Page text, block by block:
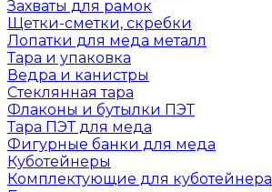
Захваты для рамок
Щетки-сметки, скребки
Лопатки для меда металл
Тара и упаковка
Ведра и канистры
Стеклянная тара
Флаконы и бутылки ПЭТ
Тара ПЭТ для меда
Фигурные банки для меда
Куботейнеры
Комплектующие для куботейнера